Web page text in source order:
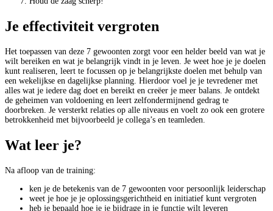
Je effectiviteit vergroten
Het toepassen van deze 7 gewoonten zorgt voor een helder beeld van wat je
wilt bereiken en wat je belangrijk vindt in je leven. Je weet hoe je je doelen
kunt realiseren, leert te focussen op je belangrijkste doelen met behulp van
een wekelijkse en dagelijkse planning. Hierdoor voel je je tevredener met
alles wat je iedere dag doet en bereikt en creëer je meer balans. Je ontdekt
de geheimen van voldoening en leert zelfondermijnend gedrag te
doorbreken. Je versterkt relaties op alle niveaus en voelt zo ook een grotere
betrokkenheid met bijvoorbeeld je collega’s en teamleden.
Wat leer je?
Na afloop van de training:
ken je de betekenis van de 7 gewoonten voor persoonlijk leiderschap
weet je hoe je je oplossingsgerichtheid en initiatief kunt vergroten
heb je bepaald hoe je je bijdrage in je functie wilt leveren